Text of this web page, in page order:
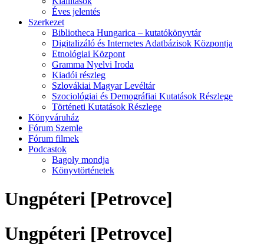
Éves jelentés
Szerkezet
Bibliotheca Hungarica – kutatókönyvtár
Digitalizáló és Internetes Adatbázisok Központja
Etnológiai Központ
Gramma Nyelvi Iroda
Kiadói részleg
Szlovákiai Magyar Levéltár
Szociológiai és Demográfiai Kutatások Részlege
Történeti Kutatások Részlege
Könyváruház
Fórum Szemle
Fórum filmek
Podcastok
Bagoly mondja
Könyvtörténetek
Ungpéteri [Petrovce]
Ungpéteri [Petrovce]